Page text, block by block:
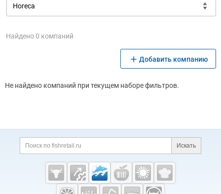
Найдено 0 компаний
Добавить компанию
Не найдено компаний при текущем наборе фильтров.
Дополнительная информация
Поиск по сайту и
Искать
Cсылки на полезные проекты
Fishretail.ru —